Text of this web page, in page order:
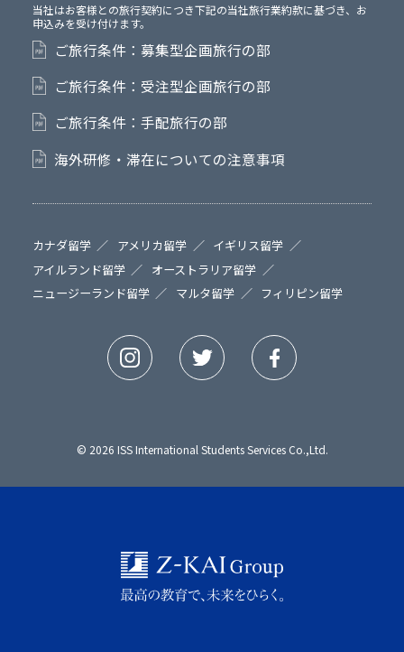
当社はお客様との旅行契約につき下記の当社旅行業約款に基づき、お
申込みを受け付けます。
ご旅行条件：募集型企画旅行の部
ご旅行条件：受注型企画旅行の部
ご旅行条件：手配旅行の部
海外研修・滞在についての注意事項
カナダ留学 アメリカ留学
イギリス留学
アイルランド留学
オーストラリア留学
ニュージーランド留学
マルタ留学 フィリピン留学
© 2026 ISS International Students Services Co.,Ltd.